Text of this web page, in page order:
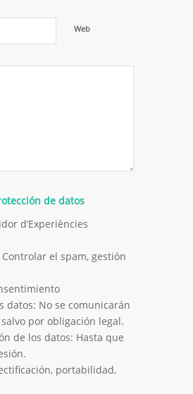
Web
de datos
d’Experiències
el spam, gestión
datos: No se comunicarán
por obligación legal.
de los datos: Hasta que
portabilidad,